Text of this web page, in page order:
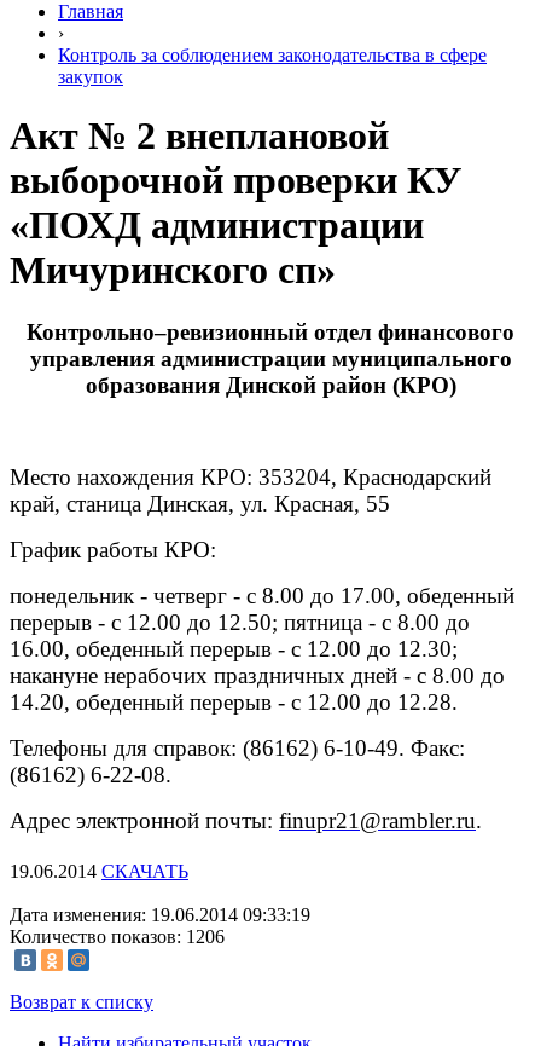
Главная
›
Контроль за соблюдением законодательства в сфере
закупок
Акт № 2 внеплановой
выборочной проверки КУ
«ПОХД администрации
Мичуринского сп»
Контрольно–ревизионный отдел финансового
управления администрации муниципального
образования Динской район (КРО)
Место нахождения КРО: 353204, Краснодарский
край, станица Динская, ул. Красная, 55
График работы КРО:
понедельник - четверг - с 8.00 до 17.00, обеденный
перерыв - с 12.00 до 12.50; пятница - с 8.00 до
16.00, обеденный перерыв - с 12.00 до 12.30;
накануне нерабочих праздничных дней - с 8.00 до
14.20, обеденный перерыв - с 12.00 до 12.28.
Телефоны для справок: (86162) 6-10-49. Факс:
(86162) 6-22-08.
Адрес электронной почты: finupr21@rambler.ru.
19.06.2014 СКАЧАТЬ
Дата изменения: 19.06.2014 09:33:19
Количество показов: 1206
Возврат к списку